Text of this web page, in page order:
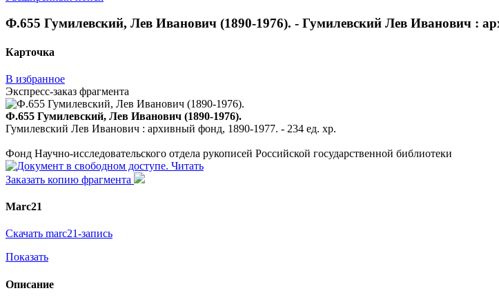
Ф.655 Гумилевский, Лев Иванович (1890-1976). - Гумилевский Лев Иванович :
Карточка
В избранное
Экспресс-заказ фрагмента
Ф.655 Гумилевский, Лев Иванович (1890-1976).
Гумилевский Лев Иванович : архивный фонд, 1890-1977. - 234 ед. хр.
Фонд Научно-исследовательского отдела рукописей Российской государственной библиотеки
Читать
Заказать копию фрагмента
Marc21
Скачать marc21-запись
Показать
Описание